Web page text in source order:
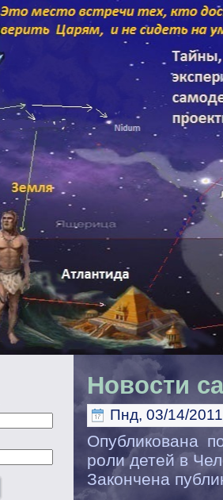
Новости
Пнд, 03/14/
Опубликована
роли детей в
Закончена